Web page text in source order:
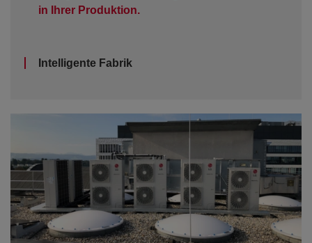
in Ihrer Produktion.
Intelligente Fabrik